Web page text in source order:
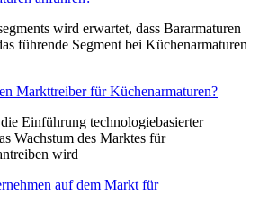
wird erwartet, dass Bararmaturen
führende Segment bei Küchenarmaturen
Markttreiber für Küchenarmaturen?
Einführung technologiebasierter
Wachstum des Marktes für
wird
auf dem Markt für